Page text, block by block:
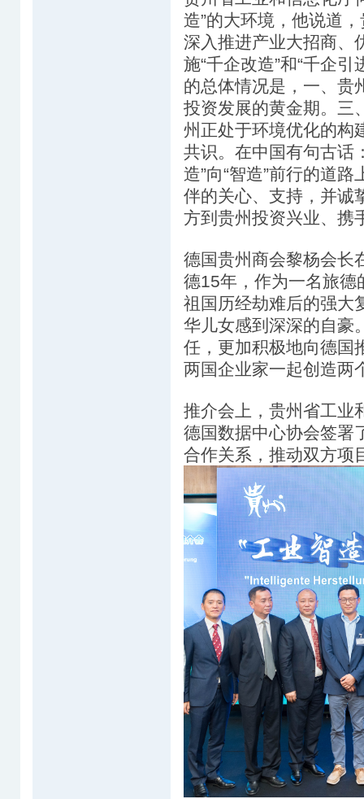
造”的大环境，他说道
深入推进产业大招商、
施“千企改造”和“千企
的总体情况是，一、贵
投资发展的黄金期。三
州正处于环境优化的构
共识。在中国有句古话
造”向“智造”前行的道
伴的关心、支持，并诚
方到贵州投资兴业、携
德国贵州商会黎杨会长
德15年，作为一名旅德
祖国历经劫难后的强大
华儿女感到深深的自豪
任，更加积极地向德国
两国企业家一起创造两
推介会上，贵州省工业
德国数据中心协会签署
合作关系，推动双方项